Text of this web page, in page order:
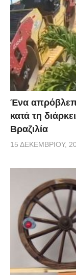
Ένα
κατά τη
Βραζιλία
15 ΔΕΚΕΜΒΡΊΟΥ,